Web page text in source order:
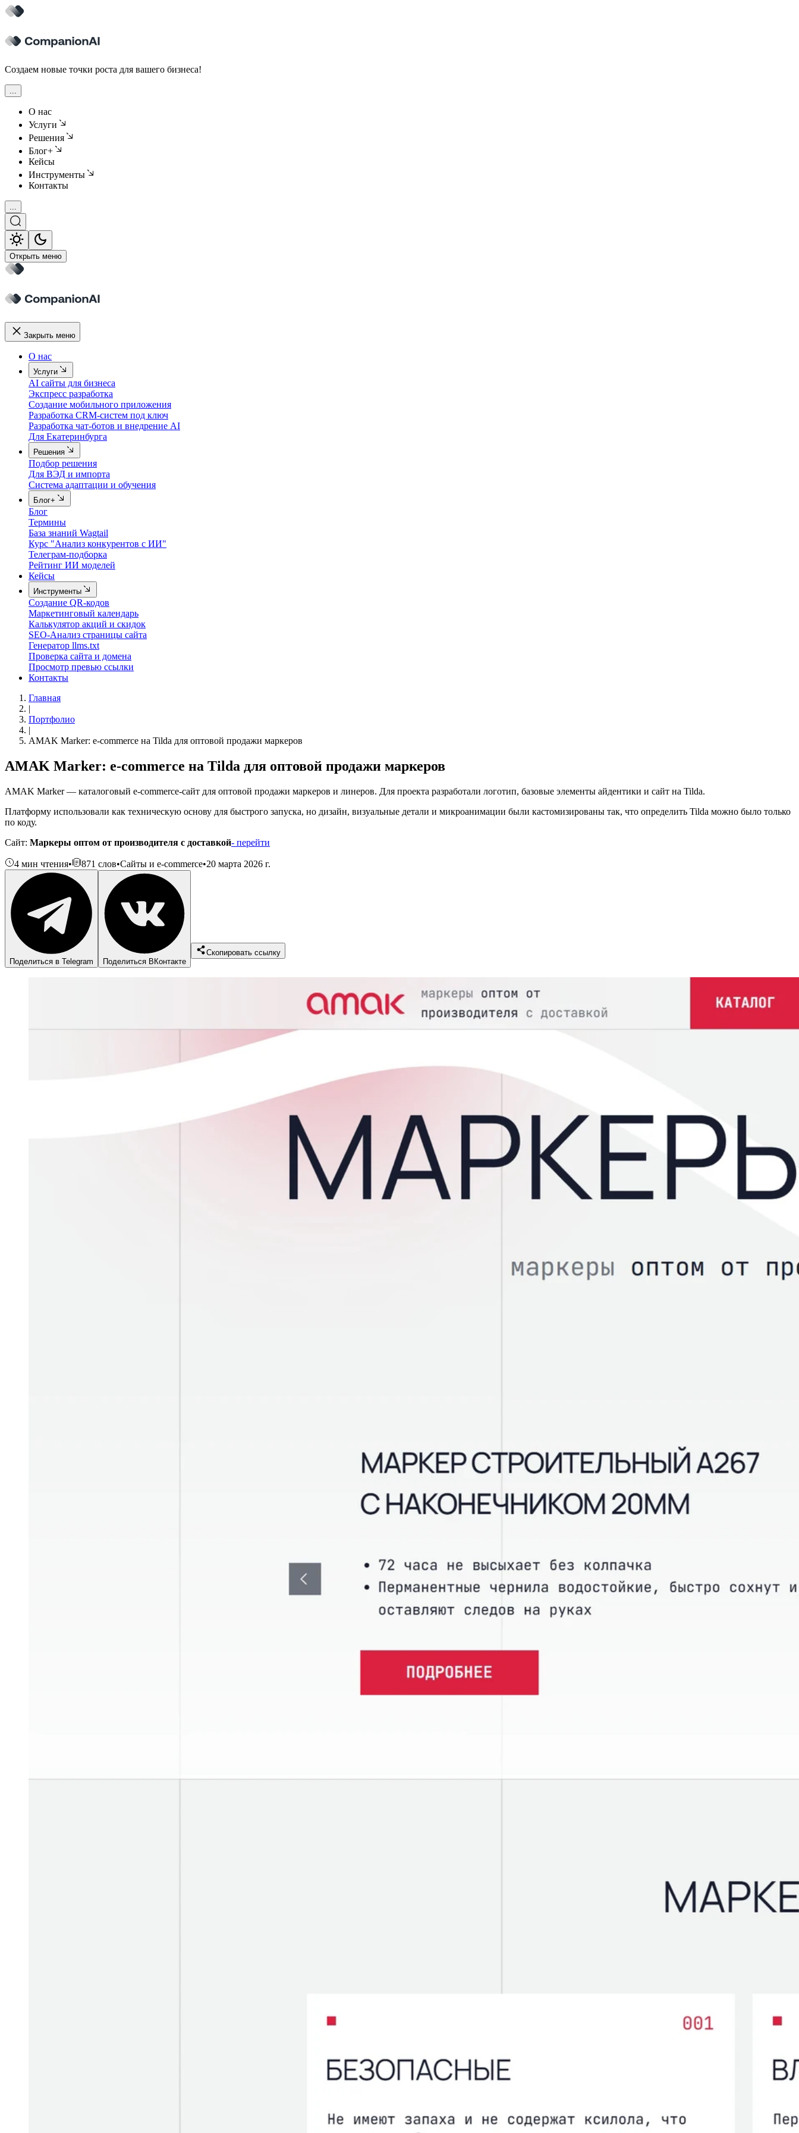
Создаем новые точки роста для вашего бизнеса!
...
О нас
Услуги
Решения
Блог+
Кейсы
Инструменты
Контакты
...
Открыть меню
Закрыть меню
О нас
Услуги
AI сайты для бизнеса
Экспресс разработка
Создание мобильного приложения
Разработка CRM-систем под ключ
Разработка чат-ботов и внедрение AI
Для Екатеринбурга
Решения
Подбор решения
Для ВЭД и импорта
Система адаптации и обучения
Блог+
Блог
Термины
База знаний Wagtail
Курс "Анализ конкурентов с ИИ"
Телеграм-подборка
Рейтинг ИИ моделей
Кейсы
Инструменты
Создание QR-кодов
Маркетинговый календарь
Калькулятор акций и скидок
SEO-Анализ страницы сайта
Генератор llms.txt
Проверка сайта и домена
Просмотр превью ссылки
Контакты
Главная
|
Портфолио
|
AMAK Marker: e-commerce на Tilda для оптовой продажи маркеров
AMAK Marker: e-commerce на Tilda для оптовой продажи маркеров
AMAK Marker — каталоговый e-commerce-сайт для оптовой продажи маркеров и линеров. Для проекта разработали логотип, базовые элементы айдентики и сайт на Tilda.
Платформу использовали как техническую основу для быстрого запуска, но дизайн, визуальные детали и микроанимации были кастомизированы так, что определить Tilda можно было только
по коду.
Сайт: Маркеры оптом от производителя с доставкой- перейти
4 мин чтения• 871 слов•Сайты и e-commerce•20 марта 2026 г.
Поделиться в Telegram Поделиться ВКонтакте
Скопировать ссылку